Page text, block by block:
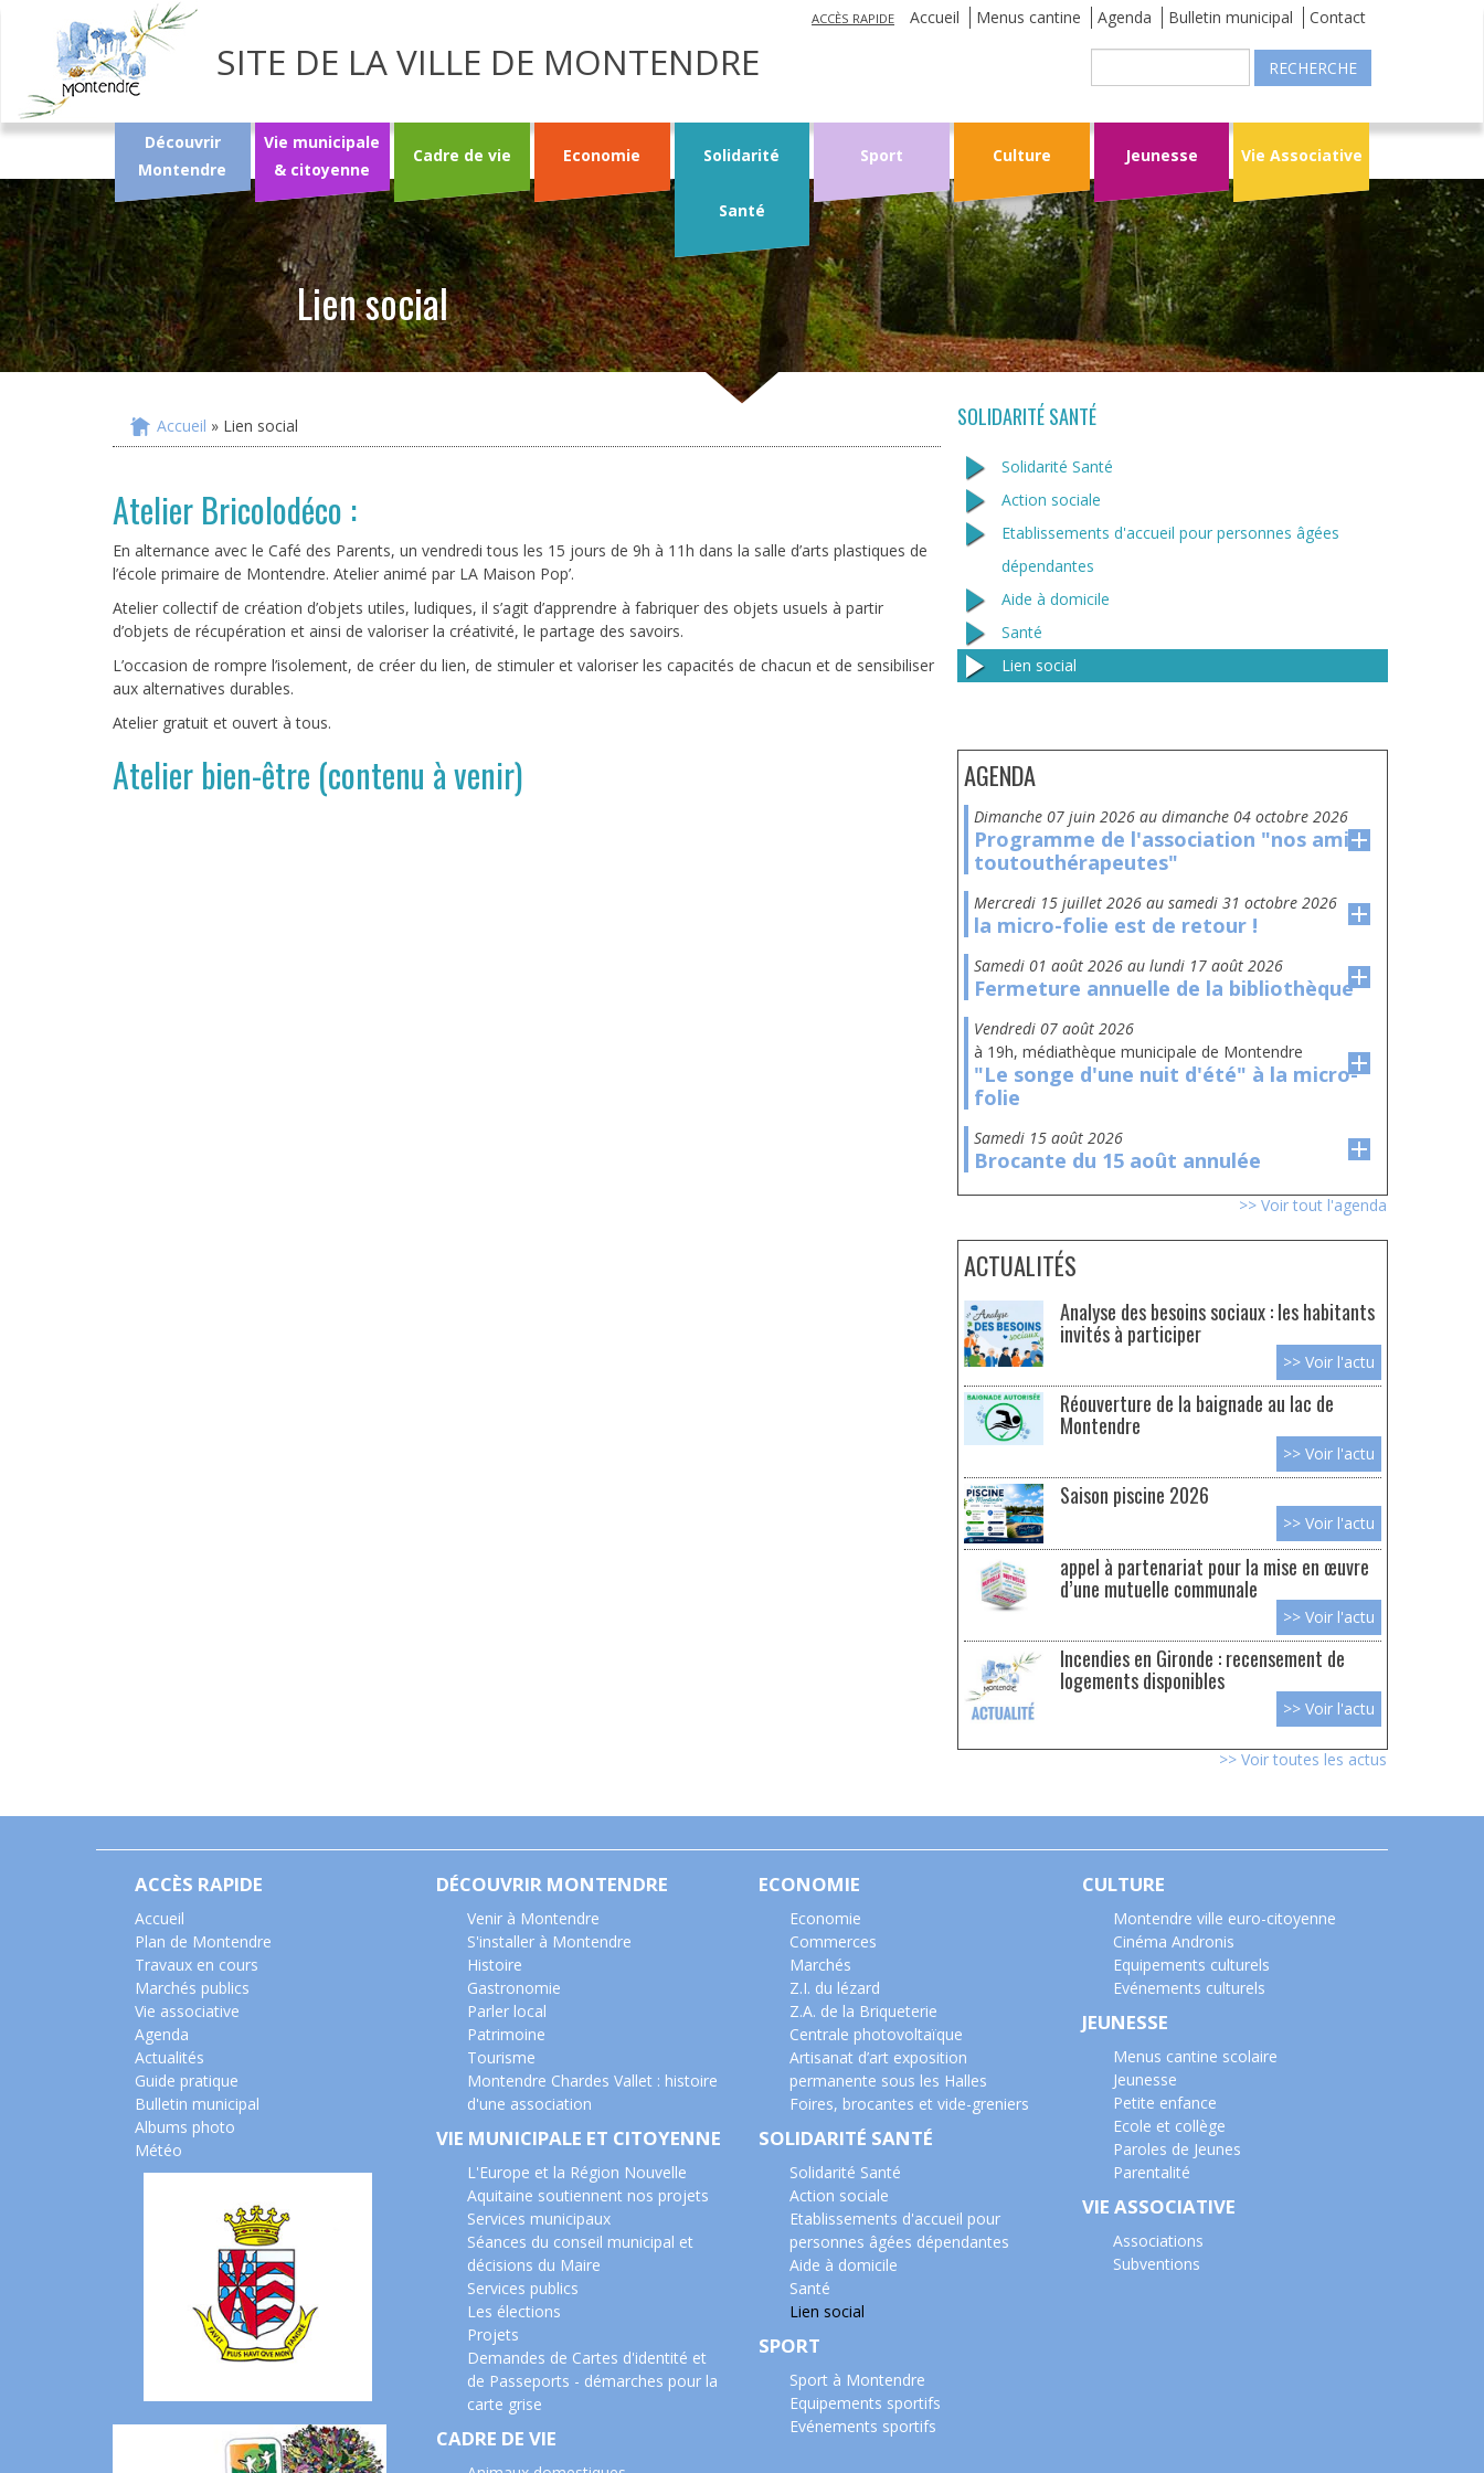
SITE DE LA VILLE DE MONTENDRE
ACCÈS RAPIDE Accueil Menus cantine Agenda Bulletin municipal
Contact
Découvrir
Montendre
Vie municipale
& citoyenne
Cadre de vie Economie Solidarité
Santé
Sport Culture Jeunesse Vie Associative
Lien social
Vous êtes ici
Accueil » Lien social
Atelier Bricolodéco :
En alternance avec le Café des Parents, un vendredi tous les 15 jours de 9h à 11h dans la salle d’arts plastiques de
l’école primaire de Montendre. Atelier animé par LA Maison Pop’.
Atelier collectif de création d’objets utiles, ludiques, il s’agit d’apprendre à fabriquer des objets usuels à partir
d’objets de récupération et ainsi de valoriser la créativité, le partage des savoirs.
L’occasion de rompre l’isolement, de créer du lien, de stimuler et valoriser les capacités de chacun et de sensibiliser
aux alternatives durables.
Atelier gratuit et ouvert à tous.
Atelier bien-être (contenu à venir)
SOLIDARITÉ SANTÉ
Solidarité Santé
Action sociale
Etablissements d'accueil pour personnes âgées
dépendantes
Aide à domicile
Santé
Lien social
AGENDA
dimanche 07 juin 2026 au dimanche 04 octobre 2026
Programme de l'association "nos amis
toutouthérapeutes"
mercredi 15 juillet 2026 au samedi 31 octobre 2026
la micro-folie est de retour !
samedi 01 août 2026 au lundi 17 août 2026
Fermeture annuelle de la bibliothèque
vendredi 07 août 2026
à 19h, médiathèque municipale de Montendre
"Le songe d'une nuit d'été" à la micro-
folie
samedi 15 août 2026
Brocante du 15 août annulée
>> Voir tout l'agenda
ACTUALITÉS
Analyse des besoins sociaux : les habitants
invités à participer
>> Voir l'actu
Réouverture de la baignade au lac de
Montendre
>> Voir l'actu
Saison piscine 2026
>> Voir l'actu
appel à partenariat pour la mise en œuvre
d’une mutuelle communale
>> Voir l'actu
Incendies en Gironde : recensement de
logements disponibles
>> Voir l'actu
>> Voir toutes les actus
ACCÈS RAPIDE
Accueil
Plan de Montendre
Travaux en cours
Marchés publics
Vie associative
Agenda
Actualités
Guide pratique
Bulletin municipal
Albums photo
Météo
DÉCOUVRIR MONTENDRE
Venir à Montendre
S'installer à Montendre
Histoire
Gastronomie
Parler local
Patrimoine
Tourisme
Montendre Chardes Vallet : histoire
d'une association
VIE MUNICIPALE ET CITOYENNE
L'Europe et la Région Nouvelle
Aquitaine soutiennent nos projets
Services municipaux
Séances du conseil municipal et
décisions du Maire
Services publics
Les élections
Projets
Demandes de Cartes d'identité et
de Passeports - démarches pour la
carte grise
CADRE DE VIE
ECONOMIE
Economie
Commerces
Marchés
Z.I. du lézard
Z.A. de la Briqueterie
Centrale photovoltaïque
Artisanat d’art exposition
permanente sous les Halles
Foires, brocantes et vide-greniers
SOLIDARITÉ SANTÉ
Solidarité Santé
Action sociale
Etablissements d'accueil pour
personnes âgées dépendantes
Aide à domicile
Santé
Lien social
SPORT
Sport à Montendre
Equipements sportifs
Evénements sportifs
CULTURE
Montendre ville euro-citoyenne
Cinéma Andronis
Equipements culturels
Evénements culturels
JEUNESSE
Menus cantine scolaire
Jeunesse
Petite enfance
Ecole et collège
Paroles de Jeunes
Parentalité
VIE ASSOCIATIVE
Associations
Subventions